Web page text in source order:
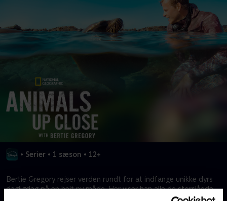
• Serier • 1 sæson • 12+
Bertie Gregory rejser verden rundt for at indfange unikke dyrs
dagligdag på en helt ny måde. Her viser han alle de storslåede